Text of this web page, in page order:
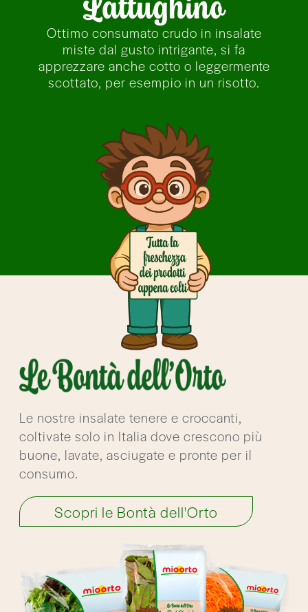
Le nostre insalate tenere e croccanti,
coltivate solo in Italia dove crescono più
buone, lavate, asciugate e pronte per il
consumo.
Scopri le Bontà dell'Orto